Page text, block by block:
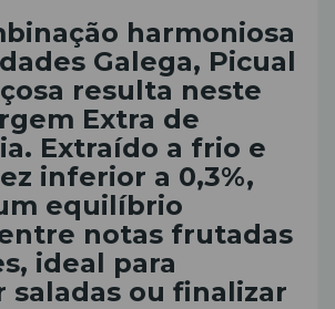
harmoniosa
Galega, Picual
resulta neste
Extra de
Extraído a frio e
inferior a 0,3%,
equilíbrio
notas frutadas
ideal para
saladas ou finalizar